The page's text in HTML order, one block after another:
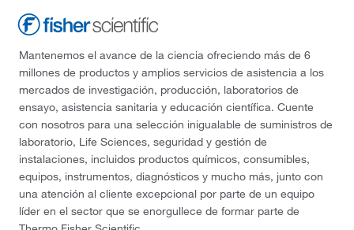
Mantenemos el avance de la ciencia ofreciendo más de 6
millones de productos y amplios servicios de asistencia a los
mercados de investigación, producción, laboratorios de
ensayo, asistencia sanitaria y educación científica. Cuente
con nosotros para una selección inigualable de suministros de
laboratorio, Life Sciences, seguridad y gestión de
instalaciones, incluidos productos químicos, consumibles,
equipos, instrumentos, diagnósticos y mucho más, junto con
una atención al cliente excepcional por parte de un equipo
líder en el sector que se enorgullece de formar parte de